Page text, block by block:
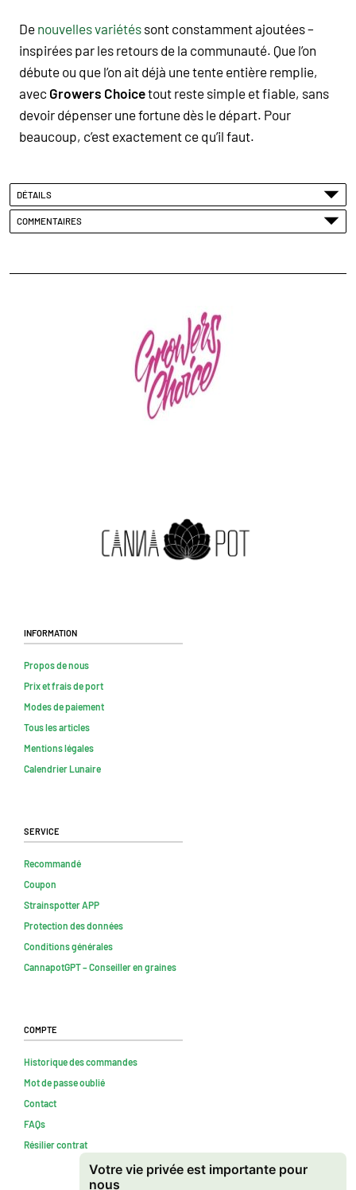
Votre vie privée est importante pour
nous
De nouvelles variétés sont constamment ajoutées –
inspirées par les retours de la communauté. Que l’on
débute ou que l’on ait déjà une tente entière remplie,
avec Growers Choicetout reste simple et fiable, sans
devoir dépenser une fortune dès le départ. Pour
beaucoup, c’est exactement ce qu’il faut.
DÉTAILS
COMMENTAIRES
Information
Propos de nous
Prix et frais de port
Modes de paiement
Tous les articles
Mentions légales
Calendrier Lunaire
Service
Recommandé
Coupon
Strainspotter APP
Protection des données
Conditions générales
CannapotGPT – Conseiller en graines
Compte
Historique des commandes
Mot de passe oublié
Contact
FAQs
Résilier contrat